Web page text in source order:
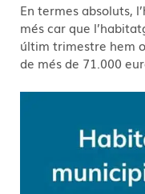
En termes absoluts,
més car que
últim trimestre hem
de més de 71.000